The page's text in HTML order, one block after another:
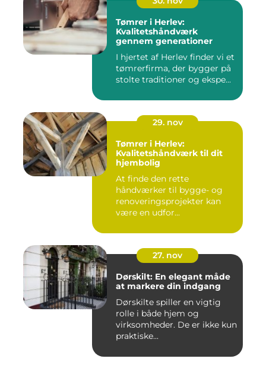
Tømrer i Herlev:
Kvalitetshåndværk
gennem generationer
I hjertet af Herlev finder vi et
tømrerfirma, der bygger på
stolte traditioner og ekspe...
29. nov
Tømrer i Herlev:
Kvalitetshåndværk til dit
hjembolig
At finde den rette
håndværker til bygge- og
renoveringsprojekter kan
være en udfor...
27. nov
Dørskilt: En elegant måde
at markere din indgang
Dørskilte spiller en vigtig
rolle i både hjem og
virksomheder. De er ikke kun
praktiske...